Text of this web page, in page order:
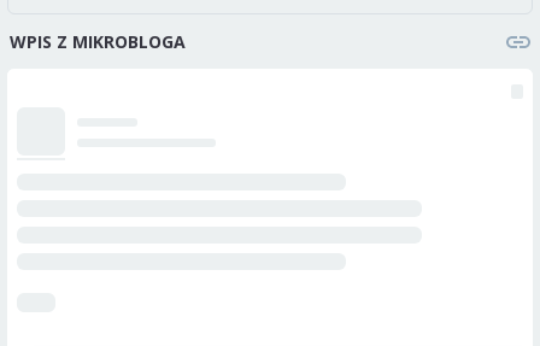
WPIS Z MIKROBLOGA